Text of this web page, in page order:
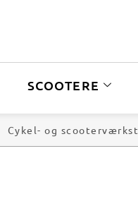
SCOOTERE
Cykel- og